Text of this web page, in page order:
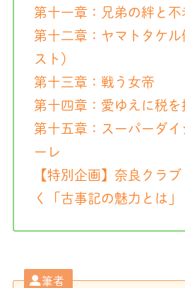
第十一章：兄弟の絆と不
第十二章：ヤマトタケル
スト）
第十三章：戦う女帝
第十四章：愛ゆえに税を
第十五章：スーパーダ
ーレ
【特別企画】奈良クラ
く「古事記の魅力とは」
筆者